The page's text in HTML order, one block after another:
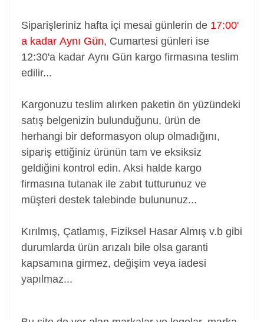
Siparişleriniz hafta içi mesai günlerin de 17:00'
a kadar Aynı Gün, Cumartesi günleri ise
12:30'a kadar Aynı Gün kargo firmasına teslim
edilir...
Kargonuzu teslim alırken paketin ön yüzündeki
satış belgenizin bulunduğunu, ürün de
herhangi bir deformasyon olup olmadığını,
sipariş ettiğiniz ürünün tam ve eksiksiz
geldiğini kontrol edin. Aksi halde kargo
firmasına tutanak ile zabıt tutturunuz ve
müşteri destek talebinde bulununuz...
Kırılmış, Çatlamış, Fiziksel Hasar Almış v.b gibi
durumlarda ürün arızalı bile olsa garanti
kapsamına girmez, değişim veya iadesi
yapılmaz...